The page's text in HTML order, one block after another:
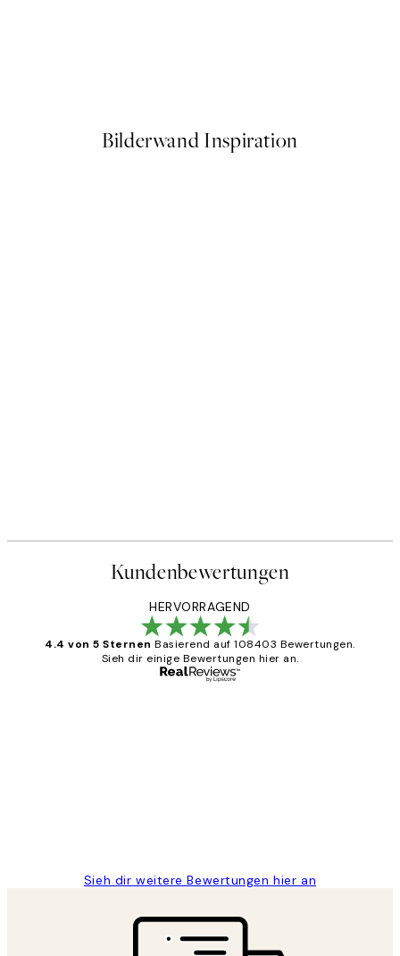
Bilderwand Inspiration
Kundenbewertungen
HERVORRAGEND
4.4 von 5 Sternen Basierend auf 108403 Bewertungen.
Sieh dir einige Bewertungen hier an.
Sieh dir weitere Bewertungen hier an